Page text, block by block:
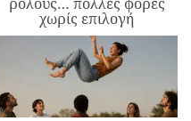
χωρίς επιλογή